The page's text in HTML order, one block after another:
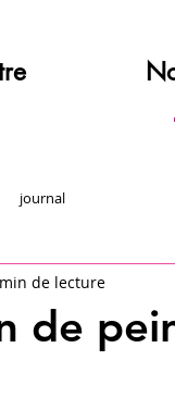
journal
de
de lecture